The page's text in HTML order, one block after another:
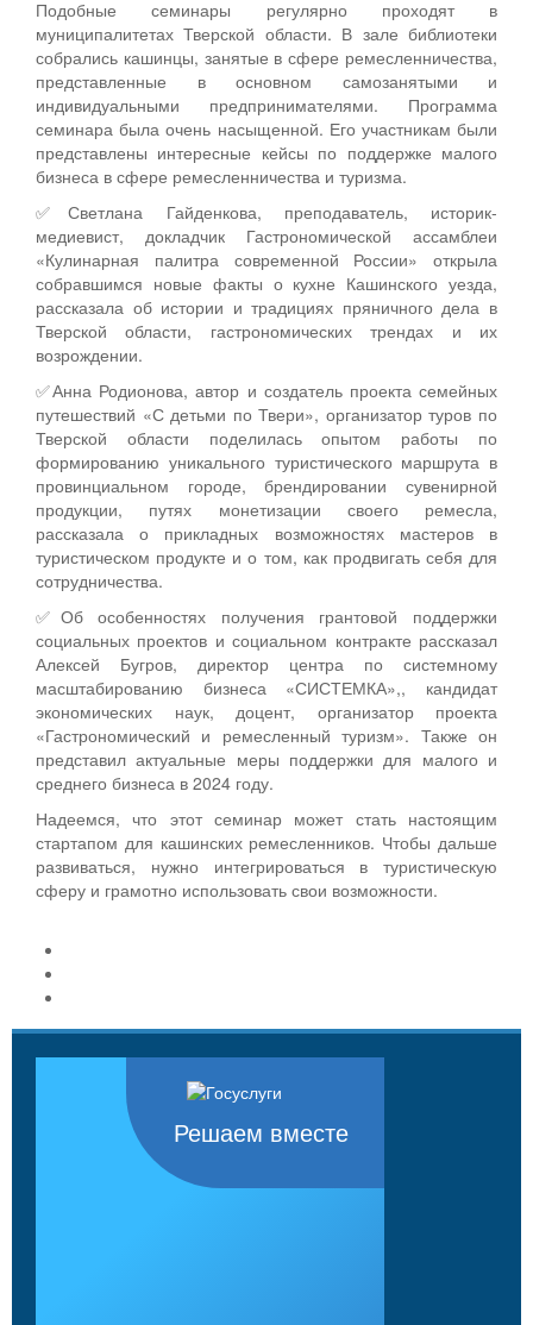
Подобные семинары регулярно проходят в
муниципалитетах Тверской области. В зале библиотеки
собрались кашинцы, занятые в сфере ремесленничества,
представленные в основном самозанятыми и
индивидуальными предпринимателями. Программа
семинара была очень насыщенной. Его участникам были
представлены интересные кейсы по поддержке малого
бизнеса в сфере ремесленничества и туризма.
✅Светлана Гайденкова, преподаватель, историк-
медиевист, докладчик Гастрономической ассамблеи
«Кулинарная палитра современной России» открыла
собравшимся новые факты о кухне Кашинского уезда,
рассказала об истории и традициях пряничного дела в
Тверской области, гастрономических трендах и их
возрождении.
✅Анна Родионова, автор и создатель проекта семейных
путешествий «С детьми по Твери», организатор туров по
Тверской области поделилась опытом работы по
формированию уникального туристического маршрута в
провинциальном городе, брендировании сувенирной
продукции, путях монетизации своего ремесла,
рассказала о прикладных возможностях мастеров в
туристическом продукте и о том, как продвигать себя для
сотрудничества.
✅Об особенностях получения грантовой поддержки
социальных проектов и социальном контракте рассказал
Алексей Бугров, директор центра по системному
масштабированию бизнеса «СИСТЕМКА»,, кандидат
экономических наук, доцент, организатор проекта
«Гастрономический и ремесленный туризм». Также он
представил актуальные меры поддержки для малого и
среднего бизнеса в 2024 году.
Надеемся, что этот семинар может стать настоящим
стартапом для кашинских ремесленников. Чтобы дальше
развиваться, нужно интегрироваться в туристическую
сферу и грамотно использовать свои возможности.
Решаем вместе